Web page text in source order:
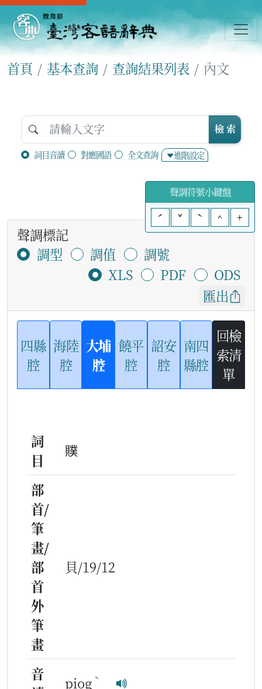
首頁 基本查詢 查詢結果列表 內文
詞目音讀 對應國語 全文查詢 進階設定
檢 索
聲調符號小鍵盤
ˊ
ˇ ˋ ^ +
聲調標記
調型
調值
調號
XLS
PDF
ODS
匯出
四縣
腔
海陸
腔
大埔
腔
饒平
腔
詔安
腔
南四
縣腔
回檢
索清
單
詞
目
贌
部
首/
筆
畫/
部
首
外
筆
畫
貝/19/12
音
piog ˋ